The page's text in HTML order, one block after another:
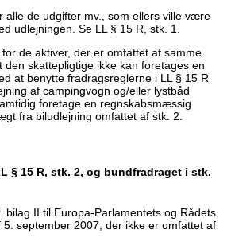
alle de udgifter mv., som ellers ville være
udlejningen. Se LL § 15 R, stk. 1.
de aktiver, der er omfattet af samme
den skattepligtige ikke kan foretages en
at benytte fradragsreglerne i LL § 15 R
af campingvogn og/eller lystbåd
foretage en regnskabsmæssig
fra biludlejning omfattet af stk. 2.
§ 15 R, stk. 2, og bundfradraget i stk.
bilag II til Europa-Parlamentets og Rådets
september 2007, der ikke er omfattet af